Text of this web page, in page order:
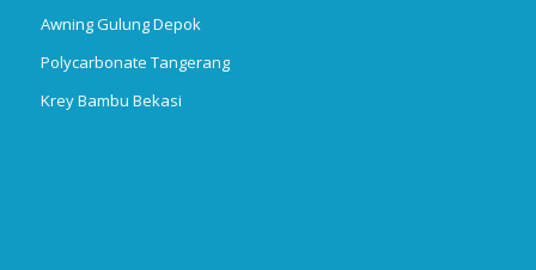
Awning Gulung Depok
Polycarbonate Tangerang
Krey Bambu Bekasi